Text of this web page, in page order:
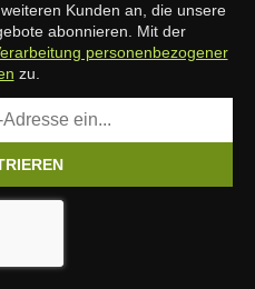
Kunden an, die unsere
abonnieren. Mit der
personenbezogener
zu.